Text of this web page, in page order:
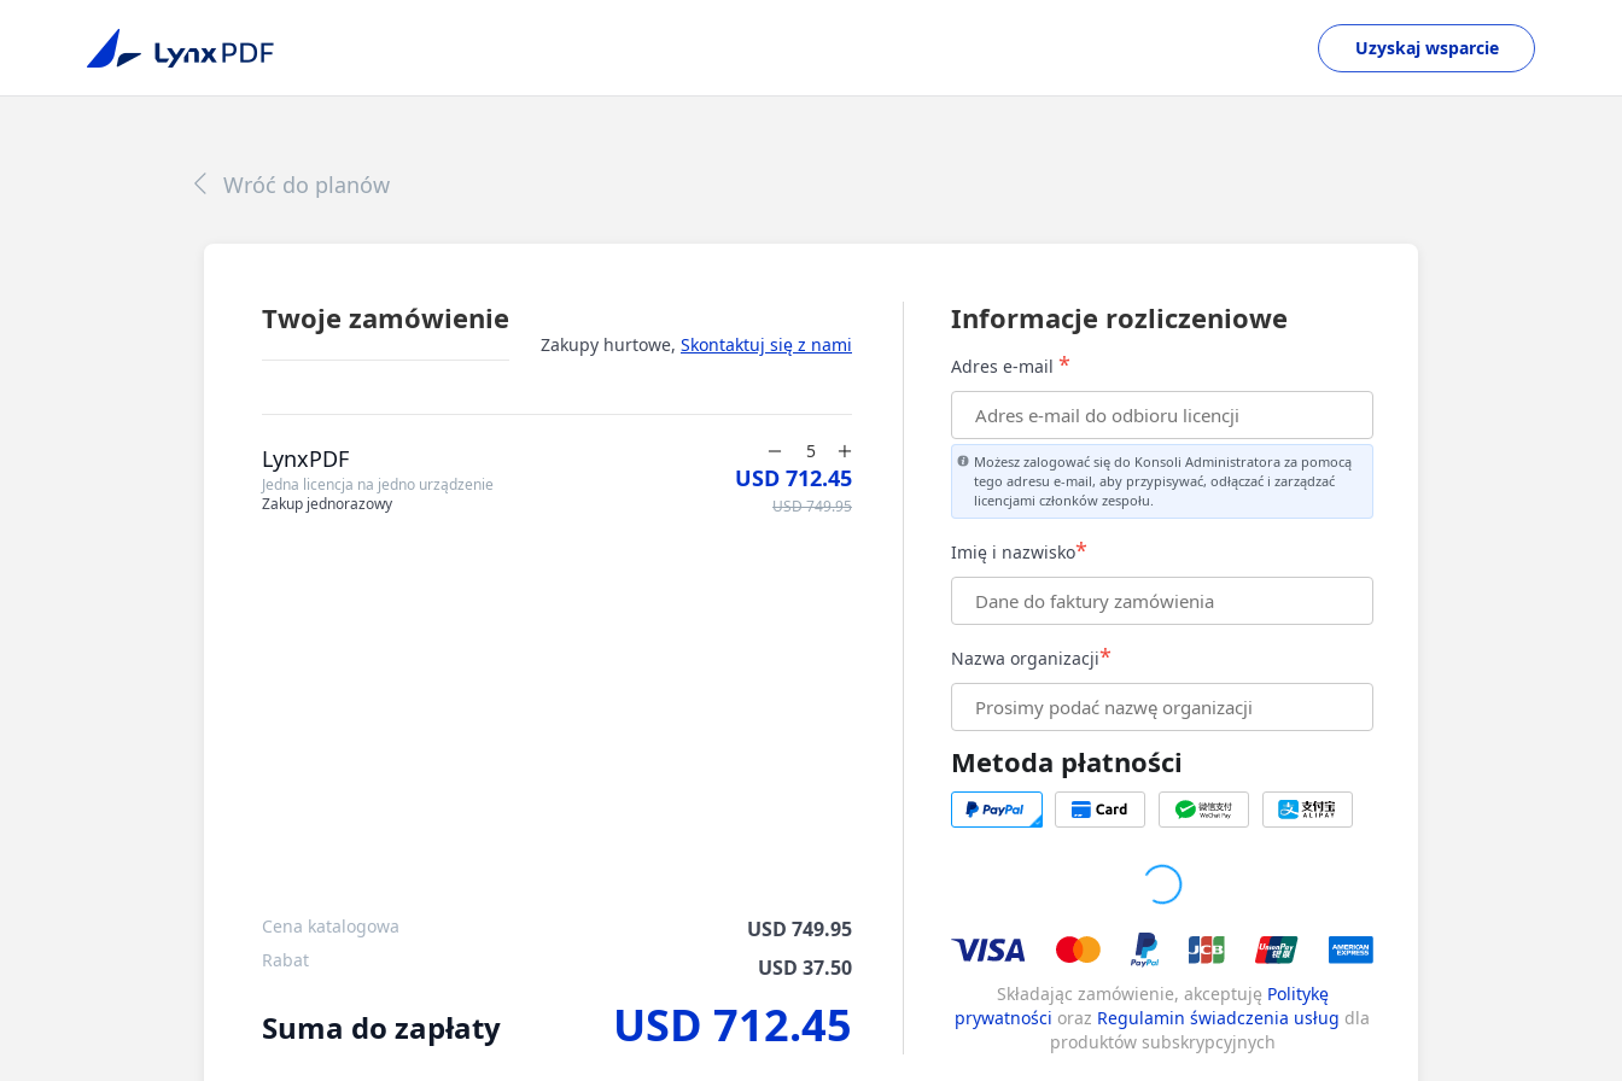
Uzyskaj wsparcie
Wróć do planów
Twoje zamówienie
Zakupy hurtowe, Skontaktuj się z nami
LynxPDF
Jedna licencja na jedno urządzenie
Zakup jednorazowy
USD 712.45
USD 749.95
Cena katalogowa
Rabat
Suma do zapłaty
USD 749.95
USD 37.50
USD 712.45
Informacje rozliczeniowe
Adres e-mail *
Możesz zalogować się do Konsoli Administratora za pomocą
tego adresu e-mail, aby przypisywać, odłączać i zarządzać
licencjami członków zespołu.
Imię i nazwisko*
Nazwa organizacji*
Metoda płatności
Składając zamówienie, akceptuję Politykę
prywatności oraz Regulamin świadczenia usług dla
produktów subskrypcyjnych